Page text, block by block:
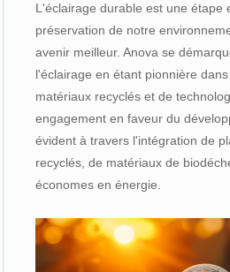
L'éclairage durable est une étape
préservation de notre
avenir meilleur. Anova se
l'éclairage en étant pionnière
matériaux recyclés et de
engagement en faveur du
évident à travers l'intégration de
recyclés, de matériaux de
économes en énergie.